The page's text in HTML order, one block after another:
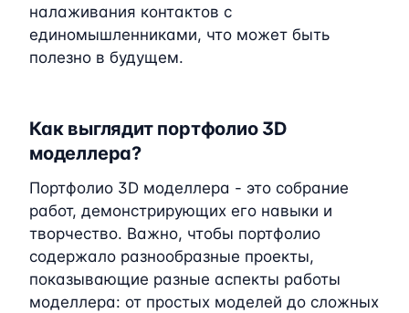
налаживания контактов с
единомышленниками, что может быть
полезно в будущем.
Как выглядит портфолио 3D
моделлера?
Портфолио 3D моделлера - это собрание
работ, демонстрирующих его навыки и
творчество. Важно, чтобы портфолио
содержало разнообразные проекты,
показывающие разные аспекты работы
моделлера: от простых моделей до сложных